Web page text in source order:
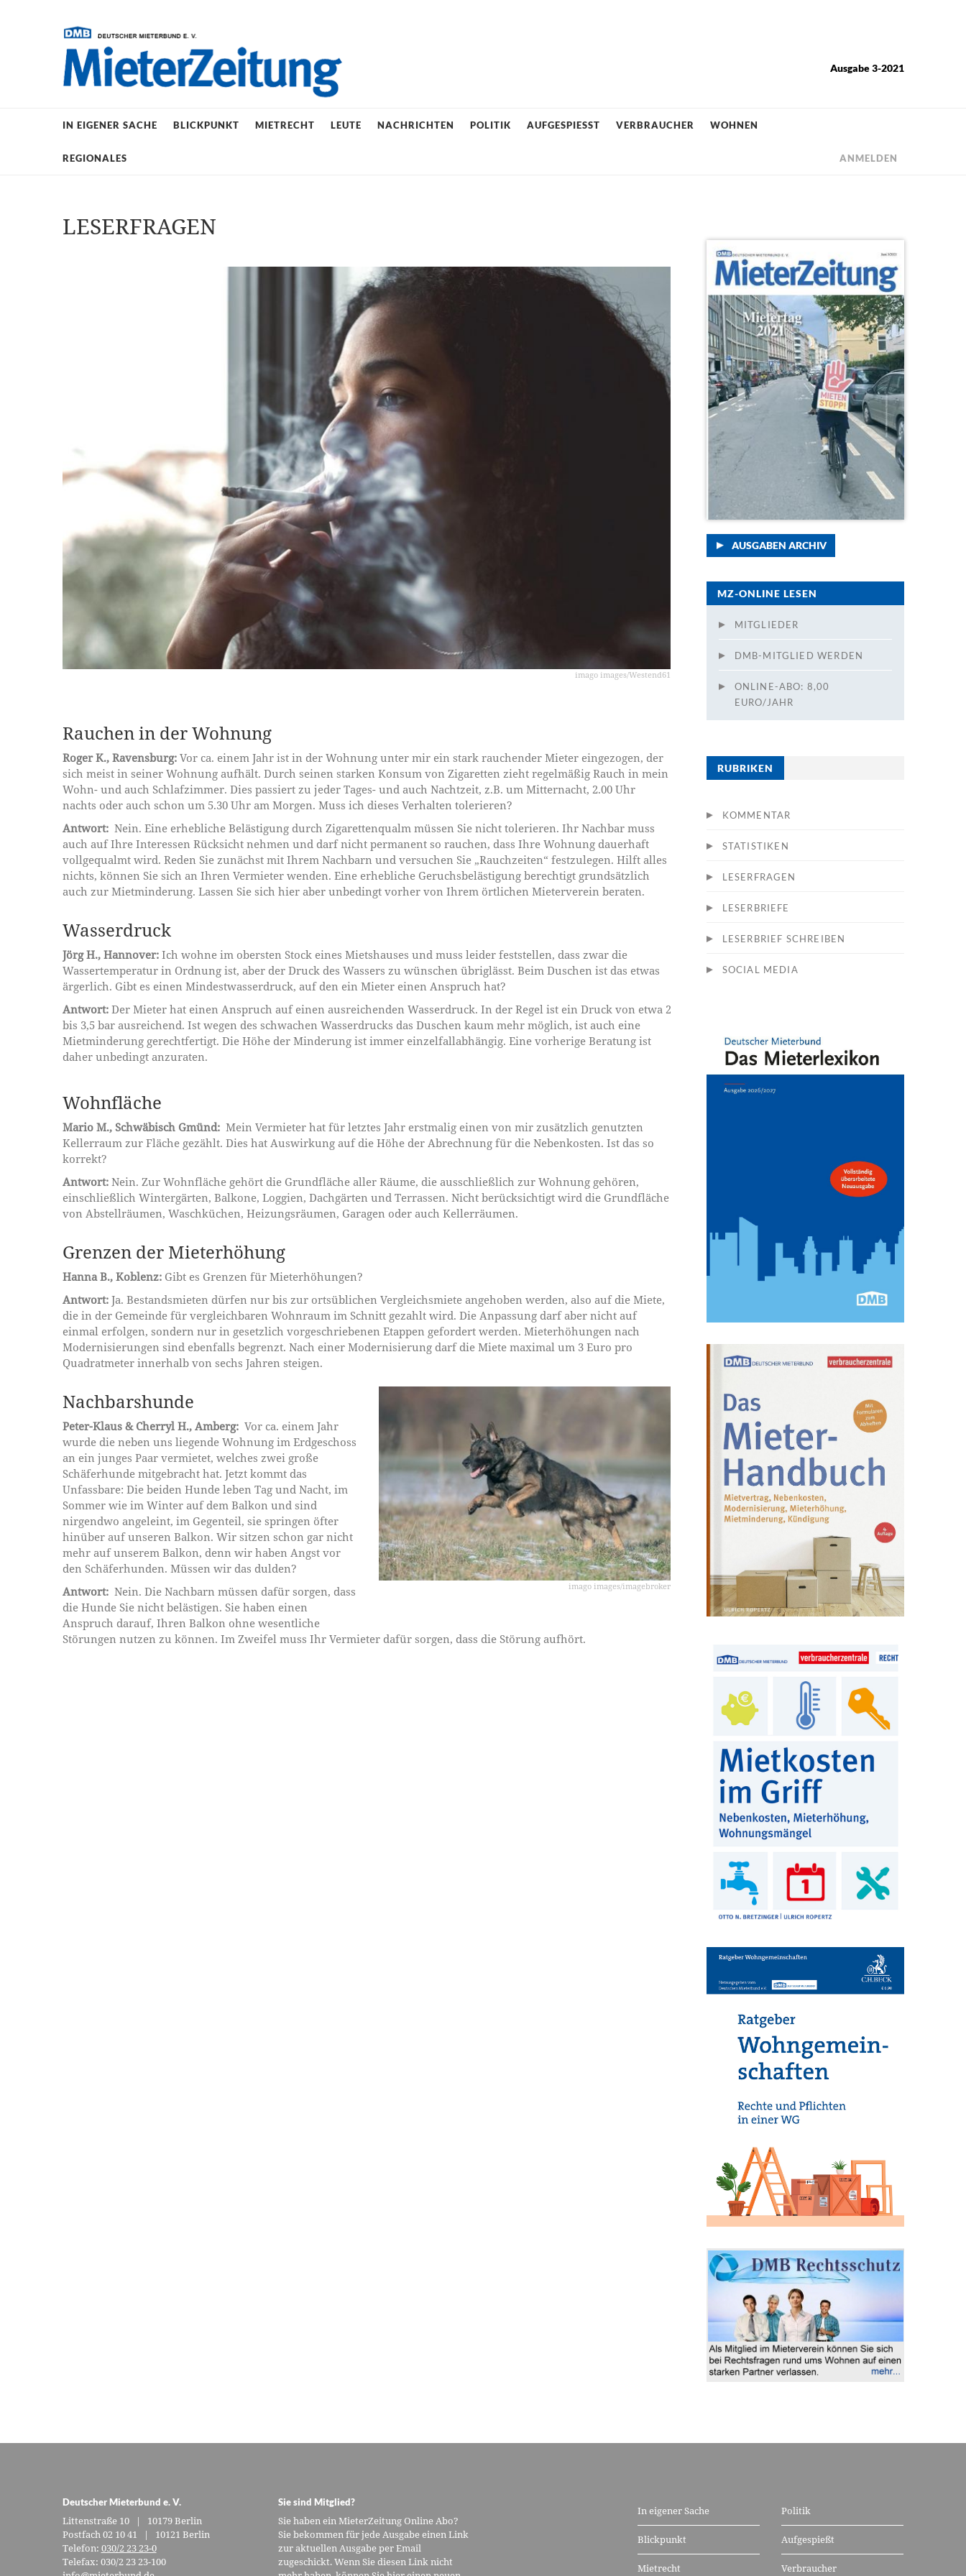
Ausgabe 3-2021
IN EIGENER SACHE BLICKPUNKT MIETRECHT LEUTE NACHRICHTEN POLITIK AUFGESPIESST VERBRAUCHER WOHNEN
REGIONALES ANMELDEN
LESERFRAGEN
imago images/Westend61
Rauchen in der Wohnung
Roger K., Ravensburg: Vor ca. einem Jahr ist in der Wohnung unter mir ein stark rauchender Mieter eingezogen, der
sich meist in seiner Wohnung aufhält. Durch seinen starken Konsum von Zigaretten zieht regelmäßig Rauch in mein
Wohn- und auch Schlafzimmer. Dies passiert zu jeder Tages- und auch Nachtzeit, z.B. um Mitternacht, 2.00 Uhr
nachts oder auch schon um 5.30 Uhr am Morgen. Muss ich dieses Verhalten tolerieren?
Antwort: Nein. Eine erhebliche Belästigung durch Zigarettenqualm müssen Sie nicht tolerieren. Ihr Nachbar muss
auch auf Ihre Interessen Rücksicht nehmen und darf nicht permanent so rauchen, dass Ihre Wohnung dauerhaft
vollgequalmt wird. Reden Sie zunächst mit Ihrem Nachbarn und versuchen Sie „Rauchzeiten“ festzulegen. Hilft alles
nichts, können Sie sich an Ihren Vermieter wenden. Eine erhebliche Geruchsbelästigung berechtigt grundsätzlich
auch zur Mietminderung. Lassen Sie sich hier aber unbedingt vorher von Ihrem örtlichen Mieterverein beraten.
Wasserdruck
Jörg H., Hannover: Ich wohne im obersten Stock eines Mietshauses und muss leider feststellen, dass zwar die
Wassertemperatur in Ordnung ist, aber der Druck des Wassers zu wünschen übriglässt. Beim Duschen ist das etwas
ärgerlich. Gibt es einen Mindestwasserdruck, auf den ein Mieter einen Anspruch hat?
Antwort:Der Mieter hat einen Anspruch auf einen ausreichenden Wasserdruck. In der Regel ist ein Druck von etwa 2
bis 3,5 bar ausreichend. Ist wegen des schwachen Wasserdrucks das Duschen kaum mehr möglich, ist auch eine
Mietminderung gerechtfertigt. Die Höhe der Minderung ist immer einzelfallabhängig. Eine vorherige Beratung ist
daher unbedingt anzuraten.
Wohnfläche
Mario M., Schwäbisch Gmünd: Mein Vermieter hat für letztes Jahr erstmalig einen von mir zusätzlich genutzten
Kellerraum zur Fläche gezählt. Dies hat Auswirkung auf die Höhe der Abrechnung für die Nebenkosten. Ist das so
korrekt?
Antwort: Nein. Zur Wohnfläche gehört die Grundfläche aller Räume, die ausschließlich zur Wohnung gehören,
einschließlich Wintergärten, Balkone, Loggien, Dachgärten und Terrassen. Nicht berücksichtigt wird die Grundfläche
von Abstellräumen, Waschküchen, Heizungsräumen, Garagen oder auch Kellerräumen.
Grenzen der Mieterhöhung
Hanna B., Koblenz:Gibt es Grenzen für Mieterhöhungen?
Antwort:Ja. Bestandsmieten dürfen nur bis zur ortsüblichen Vergleichsmiete angehoben werden, also auf die Miete,
die in der Gemeinde für vergleichbaren Wohnraum im Schnitt gezahlt wird. Die Anpassung darf aber nicht auf
einmal erfolgen, sondern nur in gesetzlich vorgeschriebenen Etappen gefordert werden. Mieterhöhungen nach
Modernisierungen sind ebenfalls begrenzt. Nach einer Modernisierung darf die Miete maximal um 3 Euro pro
Quadratmeter innerhalb von sechs Jahren steigen.
imago images/imagebroker
Nachbarshunde
Peter-Klaus & Cherryl H., Amberg: Vor ca. einem Jahr
wurde die neben uns liegende Wohnung im Erdgeschoss
an ein junges Paar vermietet, welches zwei große
Schäferhunde mitgebracht hat. Jetzt kommt das
Unfassbare: Die beiden Hunde leben Tag und Nacht, im
Sommer wie im Winter auf dem Balkon und sind
nirgendwo angeleint, im Gegenteil, sie springen öfter
hinüber auf unseren Balkon. Wir sitzen schon gar nicht
mehr auf unserem Balkon, denn wir haben Angst vor
den Schäferhunden. Müssen wir das dulden?
Antwort: Nein. Die Nachbarn müssen dafür sorgen, dass
die Hunde Sie nicht belästigen. Sie haben einen
Anspruch darauf, Ihren Balkon ohne wesentliche
Störungen nutzen zu können. Im Zweifel muss Ihr Vermieter dafür sorgen, dass die Störung aufhört.
AUSGABEN ARCHIV
MZ-ONLINE LESEN
MITGLIEDER
DMB-MITGLIED WERDEN
ONLINE-ABO: 8,00
EURO/JAHR
RUBRIKEN
KOMMENTAR
STATISTIKEN
LESERFRAGEN
LESERBRIEFE
LESERBRIEF SCHREIBEN
SOCIAL MEDIA
Deutscher Mieterbund e. V.
Littenstraße 10 | 10179 Berlin
Postfach 02 10 41 | 10121 Berlin
Telefon: 030/2 23 23-0
Telefax: 030/2 23 23-100
Sie sind Mitglied?
Sie haben ein MieterZeitung Online Abo?
Sie bekommen für jede Ausgabe einen Link
zur aktuellen Ausgabe per Email
zugeschickt. Wenn Sie diesen Link nicht
In eigener Sache
Blickpunkt
Mietrecht
Politik
Aufgespießt
Verbraucher